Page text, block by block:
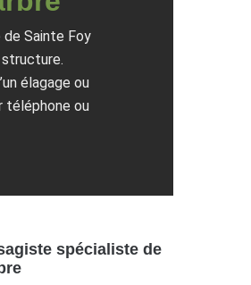
de Sainte Foy
structure.
élagage ou
téléphone ou
spécialiste de